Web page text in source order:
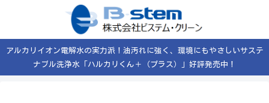
アルカリイオン電解水の実力派！油汚れに強く、環境にもやさしいサステ
ナブル洗浄水「ハルカリくん＋（プラス）」好評発売中！